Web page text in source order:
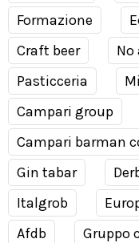
Formazione
Craft beer
No
Pasticceria
Campari group
Campari barman
Gin tabar
Italgrob
Afdb
Gruppo